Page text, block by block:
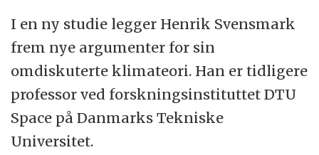
Kilder: Jacob Svensmark og Eigil Kaas
noen få nanometer i en atmosfære som
inneholder vanndamp, ozon og
svoveldioksid.
Kritikere tviler sterkt på at mange nok av
disse små aerosolene kunne vokse til en
størrelse på minst 50 nanometer, er
I en ny studie legger Henrik Svensmark
frem nye argumenter for sin
omdiskuterte klimateori. Han er tidligere
professor ved forskningsinstituttet DTU
Space på Danmarks Tekniske
Universitet.